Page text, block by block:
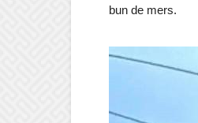
bun de mers.